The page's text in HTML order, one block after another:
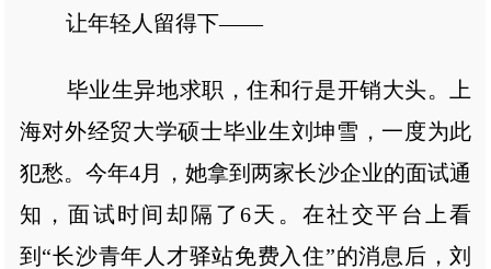
让年轻人留得下——
毕业生异地求职，住和行是开销大头。上
海对外经贸大学硕士毕业生刘坤雪，一度为此
犯愁。今年4月，她拿到两家长沙企业的面试通
知，面试时间却隔了6天。在社交平台上看
到“长沙青年人才驿站免费入住”的消息后，刘